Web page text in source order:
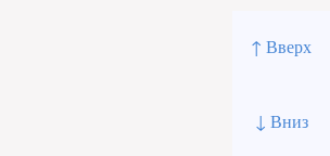
↑ Вверх
↓ Вниз